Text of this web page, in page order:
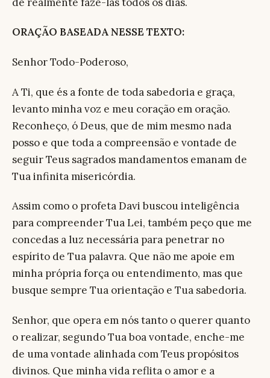
ORAÇÃO BASEADA NESSE TEXTO:
Senhor Todo-Poderoso,
A Ti, que és a fonte de toda sabedoria e graça,
levanto minha voz e meu coração em oração.
Reconheço, ó Deus, que de mim mesmo nada
posso e que toda a compreensão e vontade de
seguir Teus sagrados mandamentos emanam de
Tua infinita misericórdia.
Assim como o profeta Davi buscou inteligência
para compreender Tua Lei, também peço que me
concedas a luz necessária para penetrar no
espírito de Tua palavra. Que não me apoie em
minha própria força ou entendimento, mas que
busque sempre Tua orientação e Tua sabedoria.
Senhor, que opera em nós tanto o querer quanto
o realizar, segundo Tua boa vontade, enche-me
de uma vontade alinhada com Teus propósitos
divinos. Que minha vida reflita o amor e a